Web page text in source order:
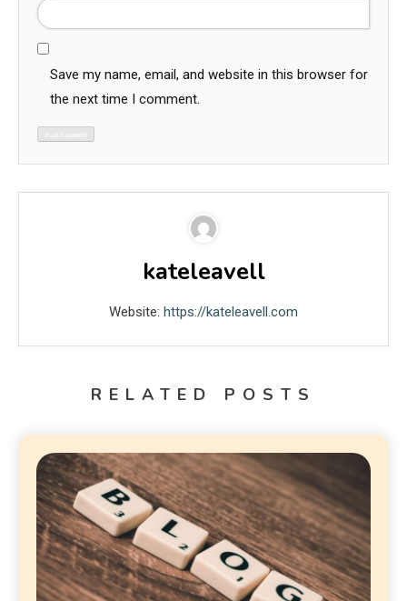
Save my name, email, and website in this browser for
the next time I comment.
kateleavell
Website: https://kateleavell.com
RELATED POSTS